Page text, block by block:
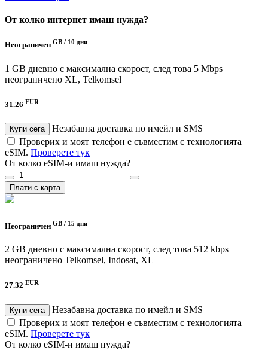
От колко интернет имаш нужда?
Неограничен GB / 10 дни
1 GB дневно с максимална скорост, след това 5 Mbps
неограничено XL, Telkomsel
31.26 EUR
Купи сега
Незабавна доставка по имейл и SMS
Проверих и моят телефон е съвместим с технологията
eSIM. Проверете тук
От колко eSIM-и имаш нужда?
Плати с карта
Неограничен GB / 15 дни
2 GB дневно с максимална скорост, след това 512 kbps
неограничено Telkomsel, Indosat, XL
27.32 EUR
Купи сега
Незабавна доставка по имейл и SMS
Проверих и моят телефон е съвместим с технологията
eSIM. Проверете тук
От колко eSIM-и имаш нужда?